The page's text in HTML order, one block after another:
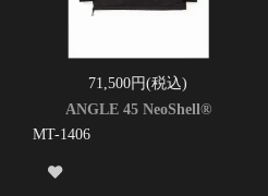
71,500円(税込)
ANGLE 45 NeoShell®
MT-1406